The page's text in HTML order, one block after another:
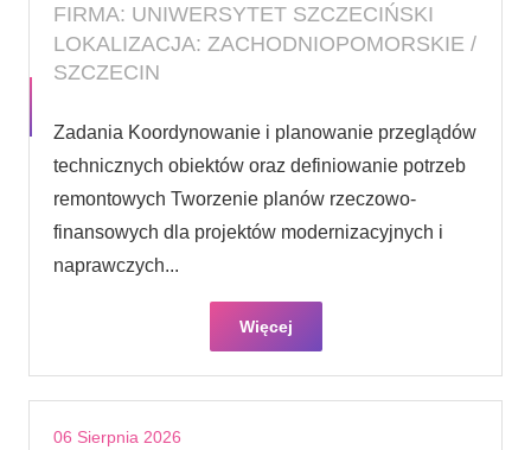
FIRMA: UNIWERSYTET SZCZECIŃSKI
LOKALIZACJA: ZACHODNIOPOMORSKIE /
SZCZECIN
Zadania Koordynowanie i planowanie przeglądów
technicznych obiektów oraz definiowanie potrzeb
remontowych Tworzenie planów rzeczowo-
finansowych dla projektów modernizacyjnych i
naprawczych...
Więcej
06 Sierpnia 2026